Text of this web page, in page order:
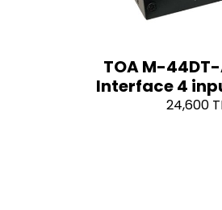
TOA M-
Interface 4
24,600